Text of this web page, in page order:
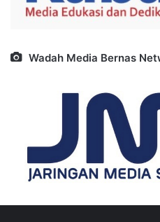
Wadah Media Bernas